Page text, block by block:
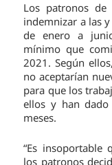
Los patronos
indemnizar a las
de enero a
mínimo que
2021. Según
no aceptarían
para que los
ellos y han
meses.
“Es insoportable
los patronos